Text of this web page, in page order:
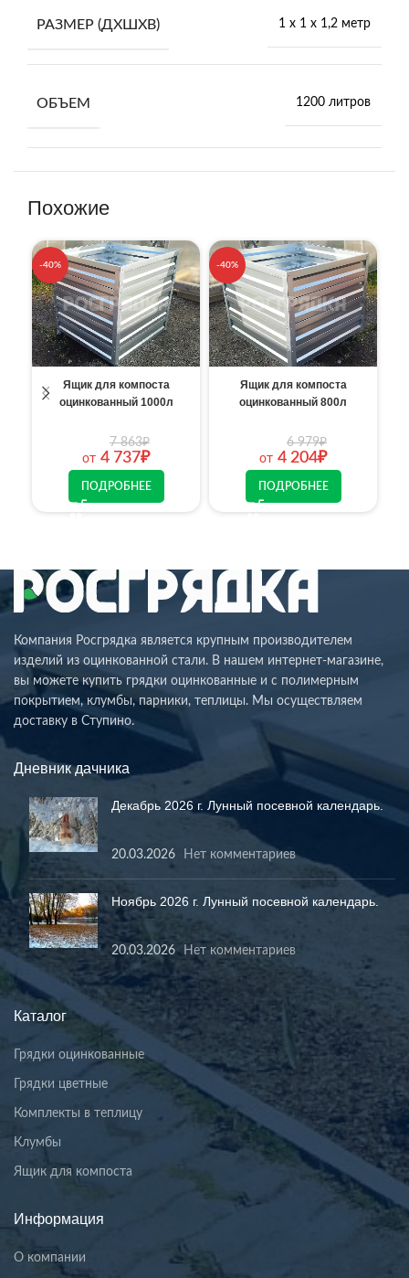
РАЗМЕР (ДХШХВ) 1 х 1 х 1,2 метр
ОБЪЕМ 1200 литров
Похожие
-40%
Ящик для компоста
оцинкованный 1000л
от
7 863₽
4 737₽
ПОДРОБНЕЕ
-40%
Ящик для компоста
оцинкованный 800л
от
6 979₽
4 204₽
ПОДРОБНЕЕ
Компания Росгрядка является крупным производителем
изделий из оцинкованной стали. В нашем интернет-магазине,
вы можете купить грядки оцинкованные и с полимерным
покрытием, клумбы, парники, теплицы. Мы осуществляем
доставку в Ступино.
Дневник дачника
Декабрь 2026 г. Лунный посевной календарь.
20.03.2026 Нет комментариев
Ноябрь 2026 г. Лунный посевной календарь.
20.03.2026 Нет комментариев
Каталог
Грядки оцинкованные
Грядки цветные
Комплекты в теплицу
Клумбы
Ящик для компоста
Информация
О компании